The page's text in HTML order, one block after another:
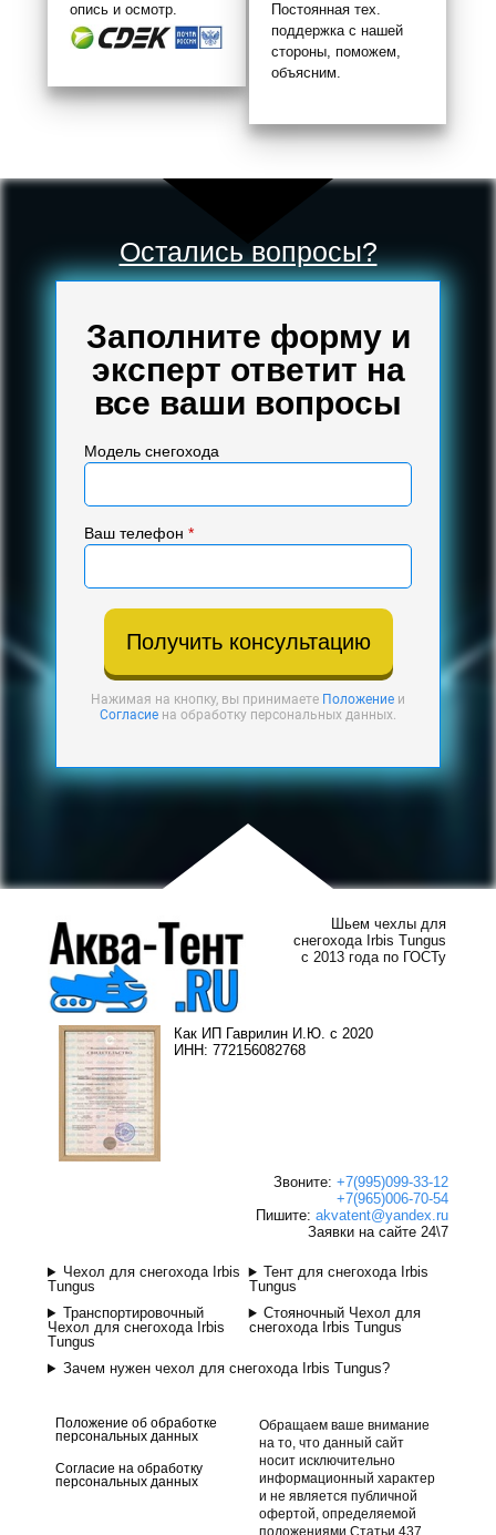
опись и осмотр.
Постоянная тех.
поддержка с нашей
стороны, поможем,
объясним.
Остались вопросы?
Заполните форму и
эксперт ответит на
все ваши вопросы
Модель снегохода
Ваш телефон *
Получить консультацию
Нажимая на кнопку, вы принимаете Положение и
Согласие на обработку персональных данных.
Шьем чехлы для
снегохода Irbis Tungus
с 2013 года по ГОСТу
Как ИП Гаврилин И.Ю. с 2020
ИНН: 772156082768
Звоните: +7(995)099-33-12
+7(965)006-70-54
Пишите: akvatent@yandex.ru
Заявки на сайте 24\7
Чехол для снегохода Irbis
Tungus
Тент для снегохода Irbis
Tungus
Транспортировочный
Чехол для снегохода Irbis
Tungus
Стояночный Чехол для
снегохода Irbis Tungus
Зачем нужен чехол для снегохода Irbis Tungus?
Положение об обработке
персональных данных
Согласие на обработку
персональных данных
Обращаем ваше внимание
на то, что данный сайт
носит исключительно
информационный характер
и не является публичной
офертой, определяемой
положениями Статьи 437